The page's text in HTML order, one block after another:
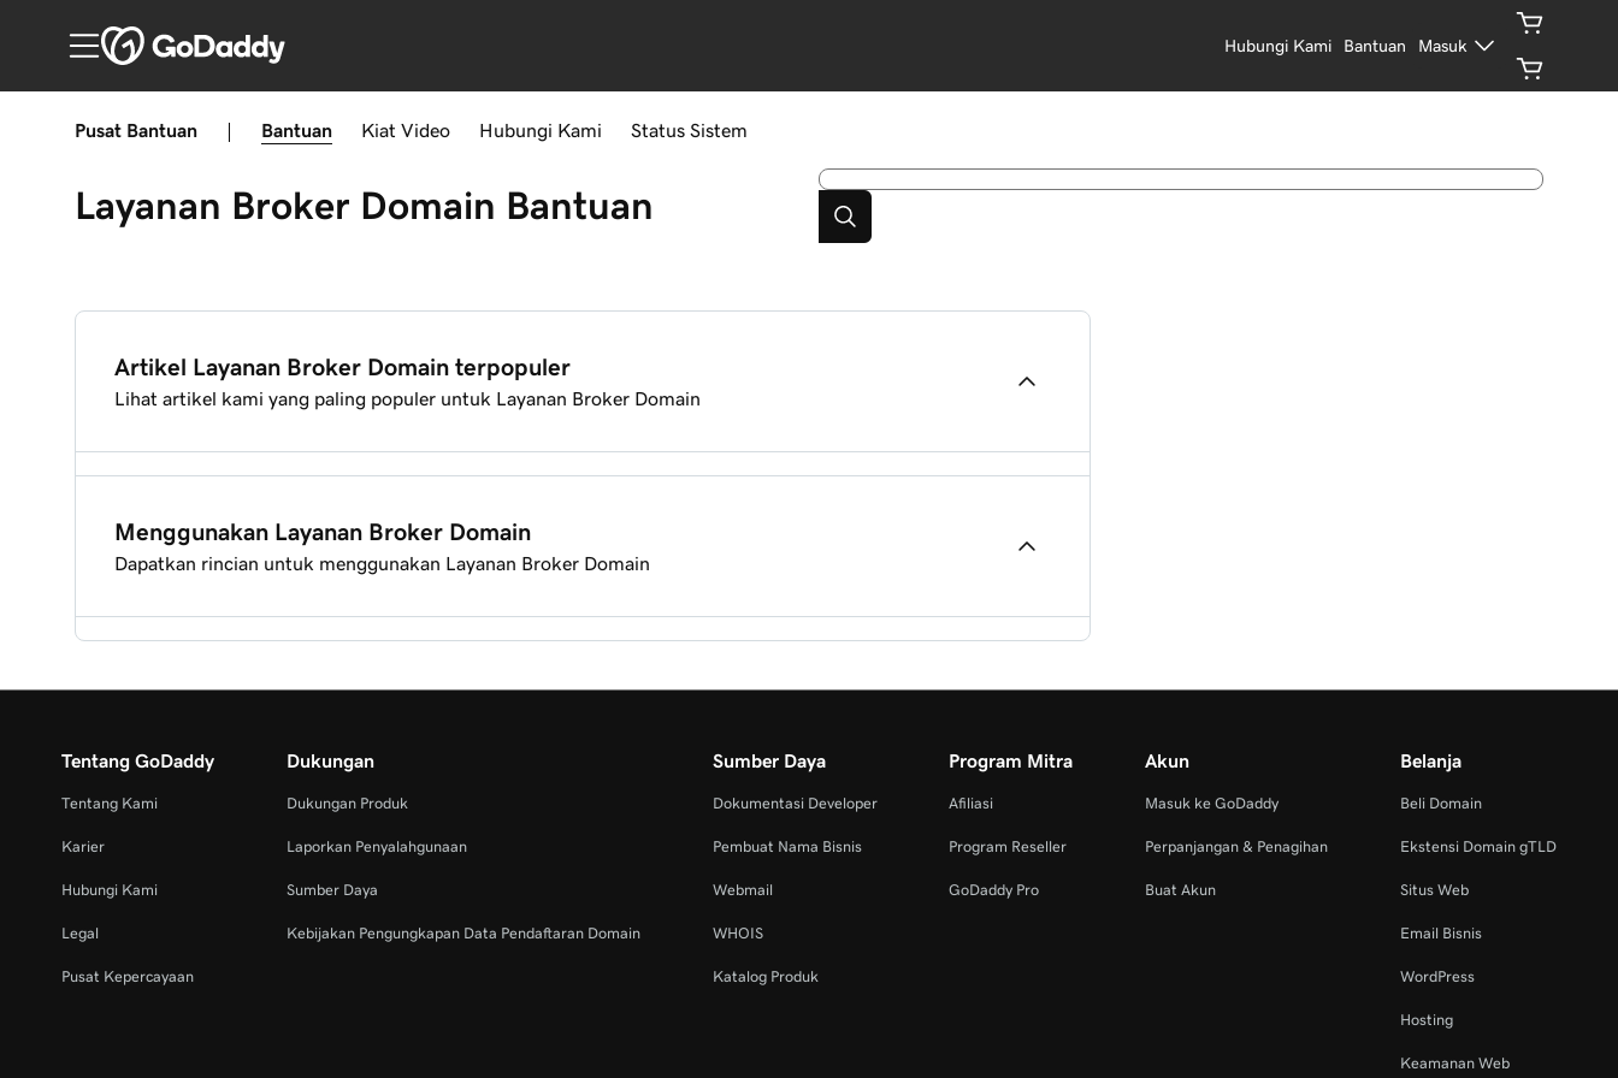
Hubungi Kami Bantuan Masuk
Pusat Bantuan Bantuan Kiat Video Hubungi Kami Status Sistem
Layanan Broker Domain Bantuan
Artikel Layanan Broker Domain terpopuler
Lihat artikel kami yang paling populer untuk Layanan Broker Domain
Layanan Broker Domain: rencana penjual
Menggunakan Layanan Broker Domain
Dapatkan rincian untuk menggunakan Layanan Broker Domain
Tentang GoDaddy
Tentang Kami
Karier
Hubungi Kami
Legal
Pusat Kepercayaan
Dukungan
Dukungan Produk
Laporkan Penyalahgunaan
Sumber Daya
Kebijakan Pengungkapan Data Pendaftaran Domain
Sumber Daya
Dokumentasi Developer
Pembuat Nama Bisnis
Webmail
WHOIS
Katalog Produk
Program Mitra
Afiliasi
Program Reseller
GoDaddy Pro
Akun
Masuk ke GoDaddy
Perpanjangan & Penagihan
Buat Akun
Belanja
Beli Domain
Ekstensi Domain gTLD
Situs Web
Email Bisnis
WordPress
Hosting
Keamanan Web